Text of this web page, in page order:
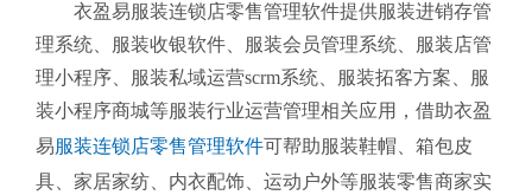
衣盈易服装连锁店零售管理软件提供服装进销存管
理系统、服装收银软件、服装会员管理系统、服装店管
理小程序、服装私域运营scrm系统、服装拓客方案、服
装小程序商城等服装行业运营管理相关应用，借助衣盈
易服装连锁店零售管理软件可帮助服装鞋帽、箱包皮
具、家居家纺、内衣配饰、运动户外等服装零售商家实